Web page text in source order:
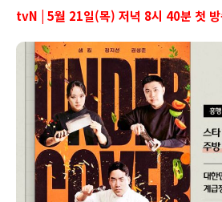
tvN | 5월 21일(목) 저녁 8시 40분 첫